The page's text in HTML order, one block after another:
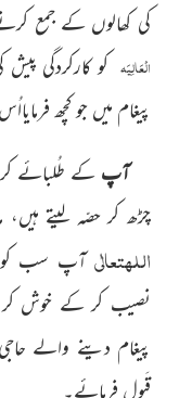
کی کھالوں کے جمع
الْعَالِیَہ کو کارکردگی
پیغام میں جو کچھ
آپ کے طُلبائے
چڑھ کر حصّہ لیتے ہیں،
اللہتعالٰیآپ سب کو
نصیب کر کے خوش
پیغام دینے والے
قَبول فرمائے۔